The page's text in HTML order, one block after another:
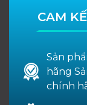
CAM
Sản
hãng
chính